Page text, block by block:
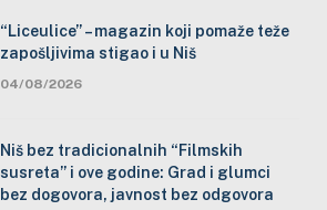
“Liceulice” – magazin koji pomaže teže
zapošljivima stigao i u Niš
04/08/2026
Niš bez tradicionalnih “Filmskih
susreta” i ove godine: Grad i glumci
bez dogovora, javnost bez odgovora